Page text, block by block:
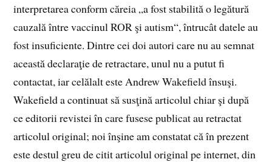
interpretarea conform căreia „a fost stabilită o legătură
cauzală între vaccinul ROR şi autism“, întrucât datele au
fost insuficiente. Dintre cei doi autori care nu au semnat
această declaraţie de retractare, unul nu a putut fi
contactat, iar celălalt este Andrew Wakefield însuşi.
Wakefield a continuat să susţină articolul chiar şi după
ce editorii revistei în care fusese publicat au retractat
arti­colul original; noi înşine am constatat că în prezent
este destul greu de citit articolul original pe internet, din